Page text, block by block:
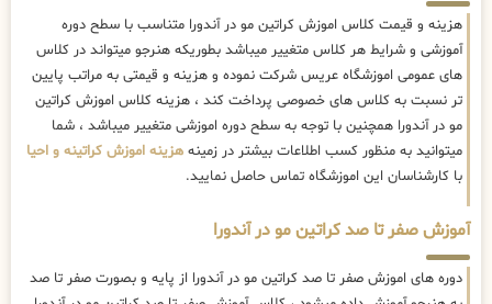
هزینه و قیمت کلاس اموزش کراتین مو در آندورا متناسب با سطح دوره
آموزشی و شرایط هر کلاس متغییر میباشد بطوریکه هنرجو میتواند در کلاس
های عمومی اموزشگاه عریس شرکت نموده و هزینه و قیمتی به مراتب پایین
تر نسبت به کلاس های خصوصی پرداخت کند ، هزینه کلاس اموزش کراتین
مو در آندورا همچنین با توجه به سطح دوره اموزشی متغییر میباشد ، شما
میتوانید به منظور کسب اطلاعات بیشتر در زمینه هزینه اموزش کراتینه و احیا
با کارشناسان این اموزشگاه تماس حاصل نمایید.
آموزش صفر تا صد کراتین مو در آندورا
دوره های اموزش صفر تا صد کراتین مو در آندورا از پایه و بصورت صفر تا صد